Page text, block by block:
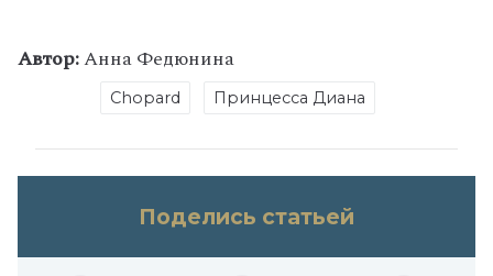
Автор:Анна Федюнина
Chopard Принцесса Диана
Поделись статьей